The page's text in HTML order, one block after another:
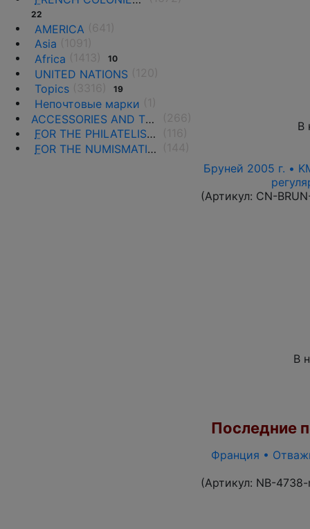
22
AMERICA
Asia
Africa
10
UNITED NATIONS
Topics
19
Непочтовые марки
ACCESSORIES AND THE LITERATURE
FOR THE PHILATELISTS
FOR THE NUMISMATISTS
В
Бруней 2005 г. •
(Артикул: CN-
В
Последние
Франция •
(Артикул: NB-4738-